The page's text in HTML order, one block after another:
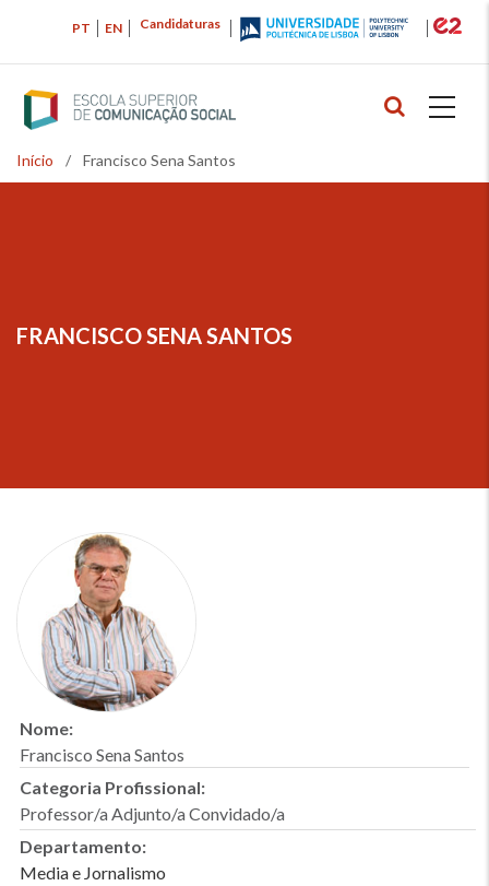
principal
Candidaturas
PT EN
Navegação
Início / Francisco Sena Santos
FRANCISCO SENA SANTOS
Nome:
Francisco Sena Santos
Categoria Profissional:
Professor/a Adjunto/a Convidado/a
Departamento:
Media e Jornalismo